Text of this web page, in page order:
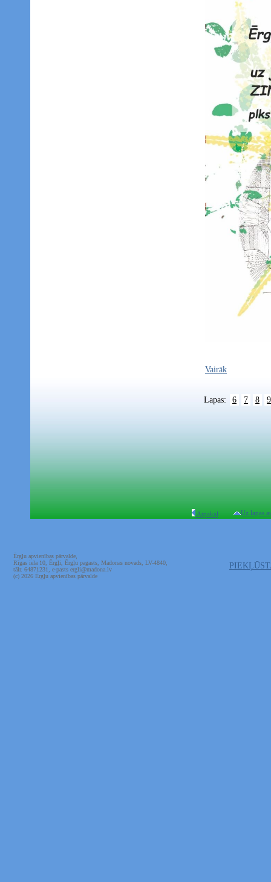
Vairāk
Lapas: 6 7 8 9
Atpakaļ Uz lapas
Ērgļu apvienības pārvalde,
Rīgas iela 10, Ērgļi, Ērgļu pagasts, Madonas novads, LV-4840,
tālr. 64871231, e-pasts ergli@madona.lv
(c) 2026 Ērgļu apvienības pārvalde